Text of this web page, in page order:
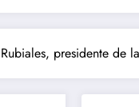
presidente de